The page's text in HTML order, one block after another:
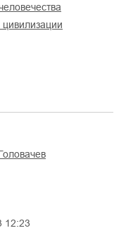
цивилизации
12:23